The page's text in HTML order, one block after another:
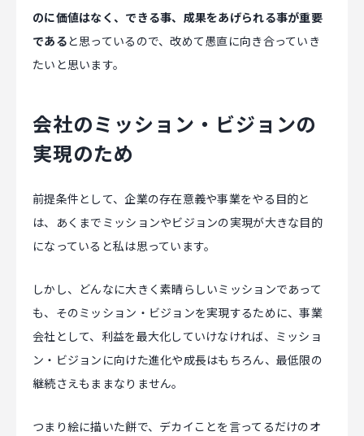
のに価値はなく、できる事、成果をあげられる事が重要
であると思っているので、改めて愚直に向き合っていき
たいと思います。
会社のミッション・ビジョンの
実現のため
前提条件として、企業の存在意義や事業をやる目的と
は、あくまでミッションやビジョンの実現が大きな目的
になっていると私は思っています。
しかし、どんなに大きく素晴らしいミッションであって
も、そのミッション・ビジョンを実現するために、事業
会社として、利益を最大化していけなければ、ミッショ
ン・ビジョンに向けた進化や成長はもちろん、最低限の
継続さえもままなりません。
つまり絵に描いた餅で、デカイことを言ってるだけのオ